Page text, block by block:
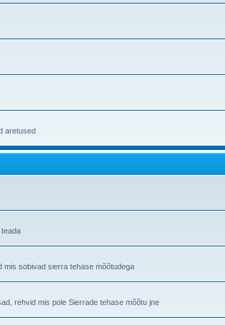
aretused
teada
mis sobivad sierra tehase mõõtudega
rehvid mis pole Sierrade tehase mõõtu jne